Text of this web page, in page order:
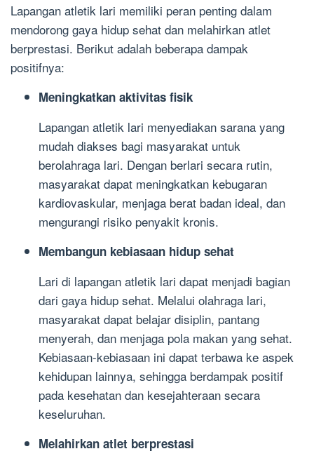
Lapangan atletik lari memiliki peran penting dalam
mendorong gaya hidup sehat dan melahirkan atlet
berprestasi. Berikut adalah beberapa dampak
positifnya:
Meningkatkan aktivitas fisik
Lapangan atletik lari menyediakan sarana yang
mudah diakses bagi masyarakat untuk
berolahraga lari. Dengan berlari secara rutin,
masyarakat dapat meningkatkan kebugaran
kardiovaskular, menjaga berat badan ideal, dan
mengurangi risiko penyakit kronis.
Membangun kebiasaan hidup sehat
Lari di lapangan atletik lari dapat menjadi bagian
dari gaya hidup sehat. Melalui olahraga lari,
masyarakat dapat belajar disiplin, pantang
menyerah, dan menjaga pola makan yang sehat.
Kebiasaan-kebiasaan ini dapat terbawa ke aspek
kehidupan lainnya, sehingga berdampak positif
pada kesehatan dan kesejahteraan secara
keseluruhan.
Melahirkan atlet berprestasi